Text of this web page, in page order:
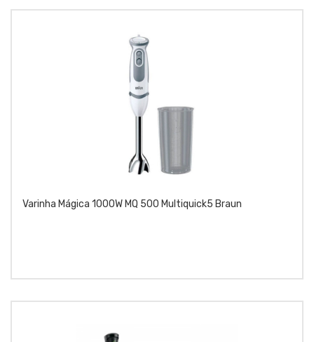
Varinha Mágica 1000W MQ 500 Multiquick5 Braun